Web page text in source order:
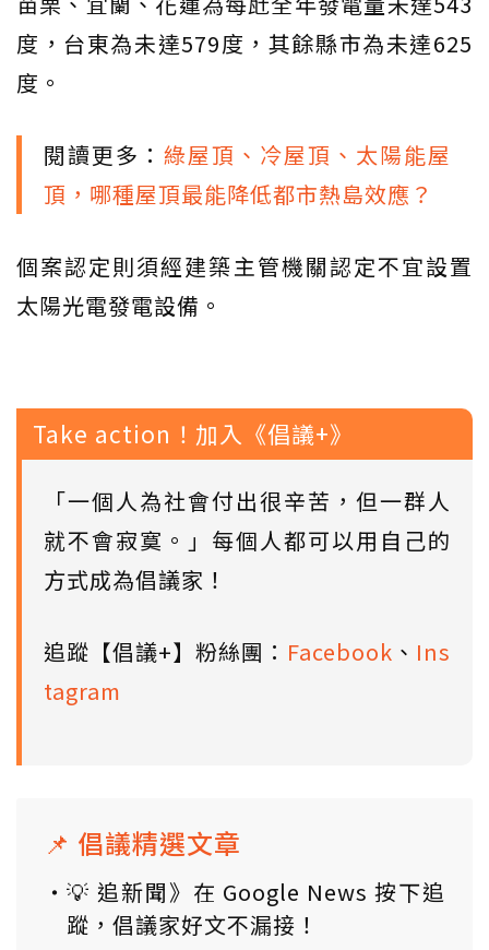
度，台東為未達579度，其餘縣市為未達625
度。
閱讀更多： 綠屋頂、冷屋頂、太陽能屋
頂，哪種屋頂最能降低都市熱島效應？
個案認定則須經建築主管機關認定不宜設置
太陽光電發電設備。
Take action！加入《倡議+》
「一個人為社會付出很辛苦，但一群人
就不會寂寞。」每個人都可以用自己的
方式成為倡議家！
追蹤【倡議+】粉絲團： Facebook 、 Ins
tagram
📌 倡議精選文章
💡 追新聞》在 Google News 按下追
蹤，倡議家好文不漏接！